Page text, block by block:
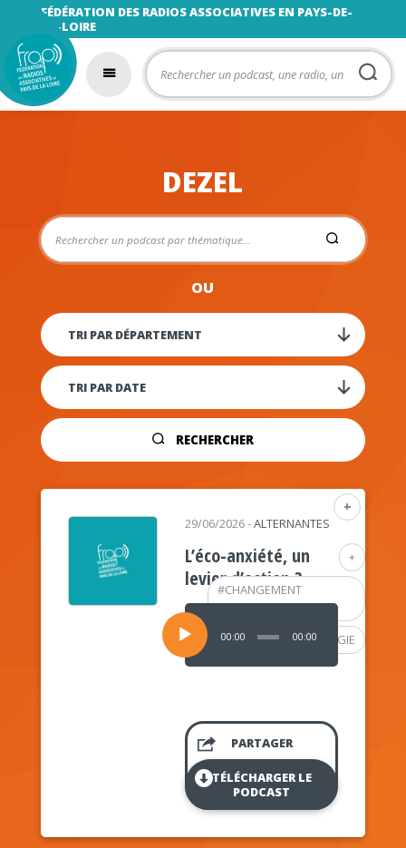
FÉDÉRATION DES RADIOS ASSOCIATIVES EN PAYS-DE-
LA-LOIRE
DEZEL
OU
RECHERCHER
+
+
#CHANGEMENT
CLIMATIQUE
#PSYCHOLOGIE
29/06/2026-ALTERNANTES
L’éco-anxiété, un
levier d’action ?
Lecteur
audio
00:00 00:00
PARTAGER
TÉLÉCHARGER LE
PODCAST